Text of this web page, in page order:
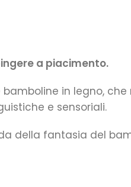
a piacimento.
in legno,
e sensoriali.
della fantasia del